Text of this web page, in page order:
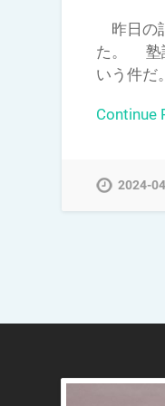
昨日の
た。 塾
いう件だ
Continue
2024-